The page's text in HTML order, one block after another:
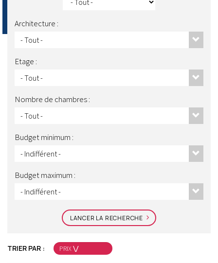
Architecture :
Etage :
Nombre de chambres :
Budget minimum :
Budget maximum :
LANCER LA RECHERCHE
TRIER PAR :